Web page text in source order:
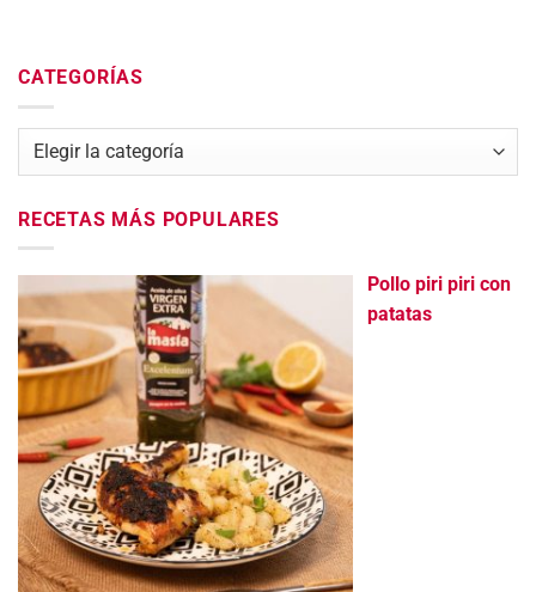
CATEGORÍAS
Categorías
RECETAS MÁS POPULARES
Pollo piri piri con
patatas